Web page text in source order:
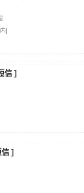
|
信 ]
信 ]